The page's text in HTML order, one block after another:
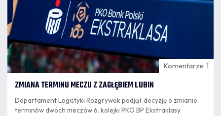
Komentarze: 1
ZMIANA TERMINU MECZU Z ZAGŁĘBIEM LUBIN
Departament Logistyki Rozgrywek podjął decyzję o zmianie
terminów dwóch meczów 6. kolejki PKO BP Ekstraklasy.